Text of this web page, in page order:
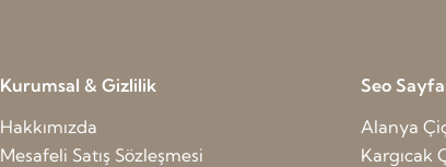
Kurumsal & Gizlilik
Hakkımızda
Mesafeli Satış Sözleşmesi
Seo
Alanya
Kargıcak